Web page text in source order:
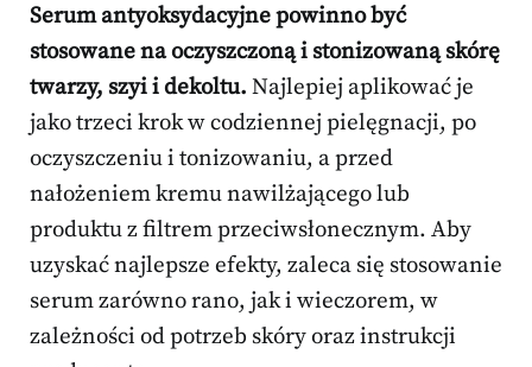
Serum antyoksydacyjne powinno być
stosowane na oczyszczoną i stonizowaną skórę
twarzy, szyi i dekoltu. Najlepiej aplikować je
jako trzeci krok w codziennej pielęgnacji, po
oczyszczeniu i tonizowaniu, a przed
nałożeniem kremu nawilżającego lub
produktu z filtrem przeciwsłonecznym. Aby
uzyskać najlepsze efekty, zaleca się stosowanie
serum zarówno rano, jak i wieczorem, w
zależności od potrzeb skóry oraz instrukcji